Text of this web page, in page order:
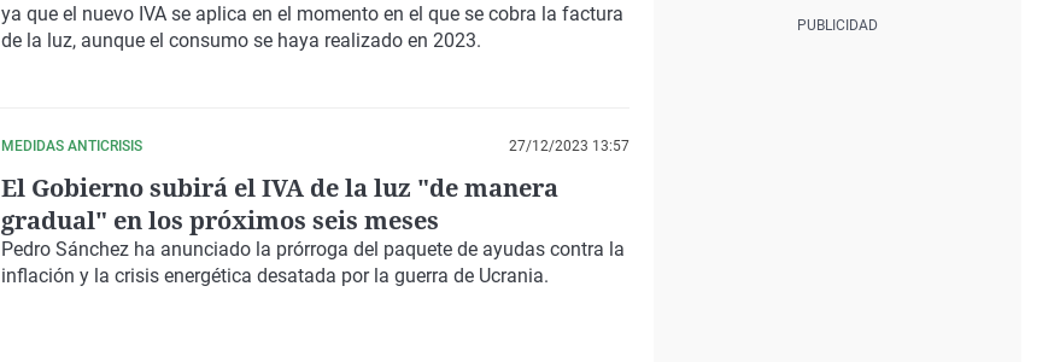
ya que el nuevo IVA se aplica en el momento en el que se cobra la factura
de la luz, aunque el consumo se haya realizado en 2023.
MEDIDAS ANTICRISIS 27/12/2023 13:57
El Gobierno subirá el IVA de la luz "de manera
gradual" en los próximos seis meses
Pedro Sánchez ha anunciado la prórroga del paquete de ayudas contra la
inflación y la crisis energética desatada por la guerra de Ucrania.